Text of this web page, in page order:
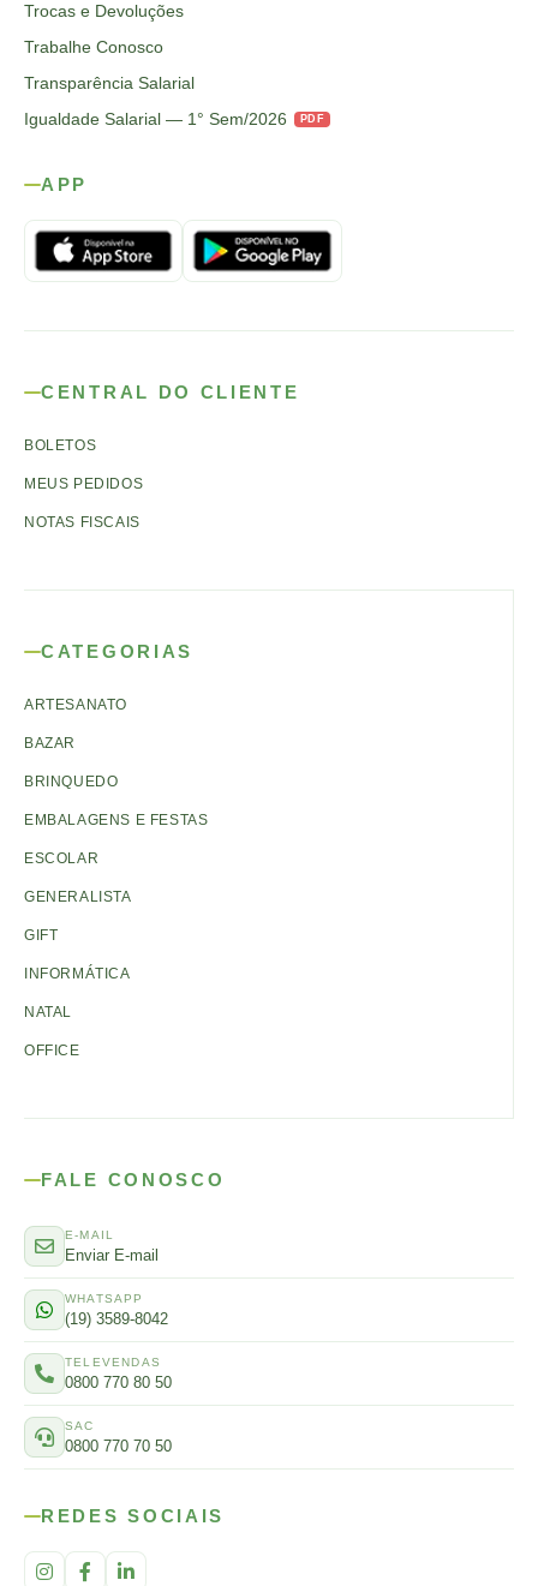
Trocas e Devoluções
Trabalhe Conosco
Transparência Salarial
Igualdade Salarial — 1° Sem/2026
PDF
APP
CENTRAL DO CLIENTE
BOLETOS
MEUS PEDIDOS
NOTAS FISCAIS
CATEGORIAS
ARTESANATO
BAZAR
BRINQUEDO
EMBALAGENS E FESTAS
ESCOLAR
GENERALISTA
GIFT
INFORMÁTICA
NATAL
OFFICE
FALE CONOSCO
E-MAIL
Enviar E-mail
WHATSAPP
(19) 3589-8042
TELEVENDAS
0800 770 80 50
SAC
0800 770 70 50
REDES SOCIAIS